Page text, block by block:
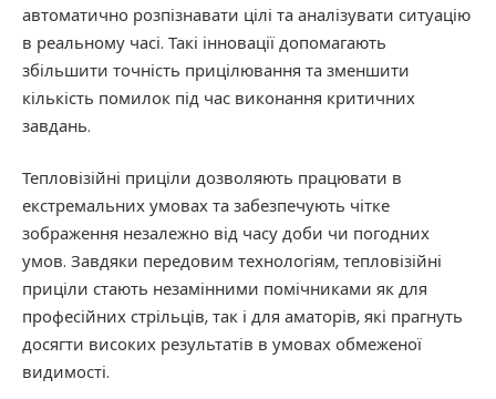
автоматично розпізнавати цілі та аналізувати ситуацію
в реальному часі. Такі інновації допомагають
збільшити точність прицілювання та зменшити
кількість помилок під час виконання критичних
завдань.
Тепловізійні приціли дозволяють працювати в
екстремальних умовах та забезпечують чітке
зображення незалежно від часу доби чи погодних
умов. Завдяки передовим технологіям, тепловізійні
приціли стають незамінними помічниками як для
професійних стрільців, так і для аматорів, які прагнуть
досягти високих результатів в умовах обмеженої
видимості.